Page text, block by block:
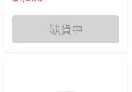
缺貨中